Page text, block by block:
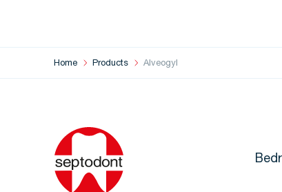
Home Products Alveogyl